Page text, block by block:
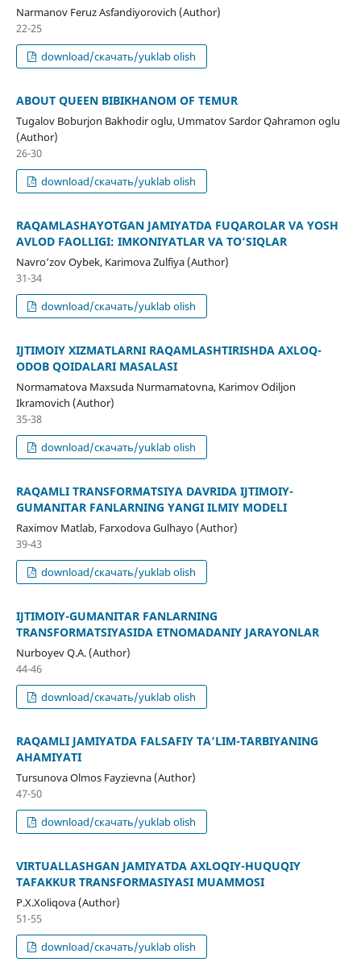
Narmanov Feruz Asfandiyorovich (Author)
22-25
download/скачать/yuklab olish
ABOUT QUEEN BIBIKHANOM OF TEMUR
Tugalov Boburjon Bakhodir oglu, Ummatov Sardor Qahramon oglu
(Author)
26-30
download/скачать/yuklab olish
RAQAMLASHAYOTGAN JAMIYATDA FUQAROLAR VA YOSH
AVLOD FAOLLIGI: IMKONIYATLAR VA TO‘SIQLAR
Navro‘zov Oybek, Karimova Zulfiya (Author)
31-34
download/скачать/yuklab olish
IJTIMOIY XIZMATLARNI RAQAMLASHTIRISHDA AXLOQ-
ODOB QOIDALARI MASALASI
Normamatova Maxsuda Nurmamatovna, Karimov Odiljon
Ikramovich (Author)
35-38
download/скачать/yuklab olish
RAQAMLI TRANSFORMATSIYA DAVRIDA IJTIMOIY-
GUMANITAR FANLARNING YANGI ILMIY MODELI
Raximov Matlab, Farxodova Gulhayo (Author)
39-43
download/скачать/yuklab olish
IJTIMOIY-GUMANITAR FANLARNING
TRANSFORMATSIYASIDA ETNOMADANIY JARAYONLAR
Nurboyev Q.A. (Author)
44-46
download/скачать/yuklab olish
RAQAMLI JAMIYATDA FALSAFIY TA’LIM-TARBIYANING
AHAMIYATI
Tursunova Olmos Fayzievna (Author)
47-50
download/скачать/yuklab olish
VIRTUALLASHGAN JAMIYATDA AXLOQIY-HUQUQIY
TAFAKKUR TRANSFORMASIYASI MUAMMOSI
P.X.Xoliqova (Author)
51-55
download/скачать/yuklab olish